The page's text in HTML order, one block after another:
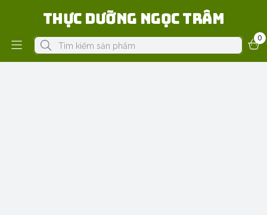
Thực Dưỡng Ngọc Trâm
0